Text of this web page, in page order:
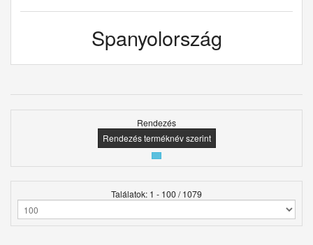
Spanyolország
Rendezés
Rendezés terméknév szerint
Találatok: 1 - 100 / 1079